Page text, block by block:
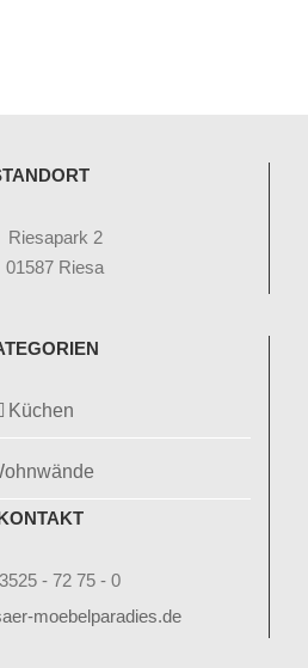
Riesapark 2
01587 Riesa
Küchen
- 72 75 - 0
moebelparadies.de